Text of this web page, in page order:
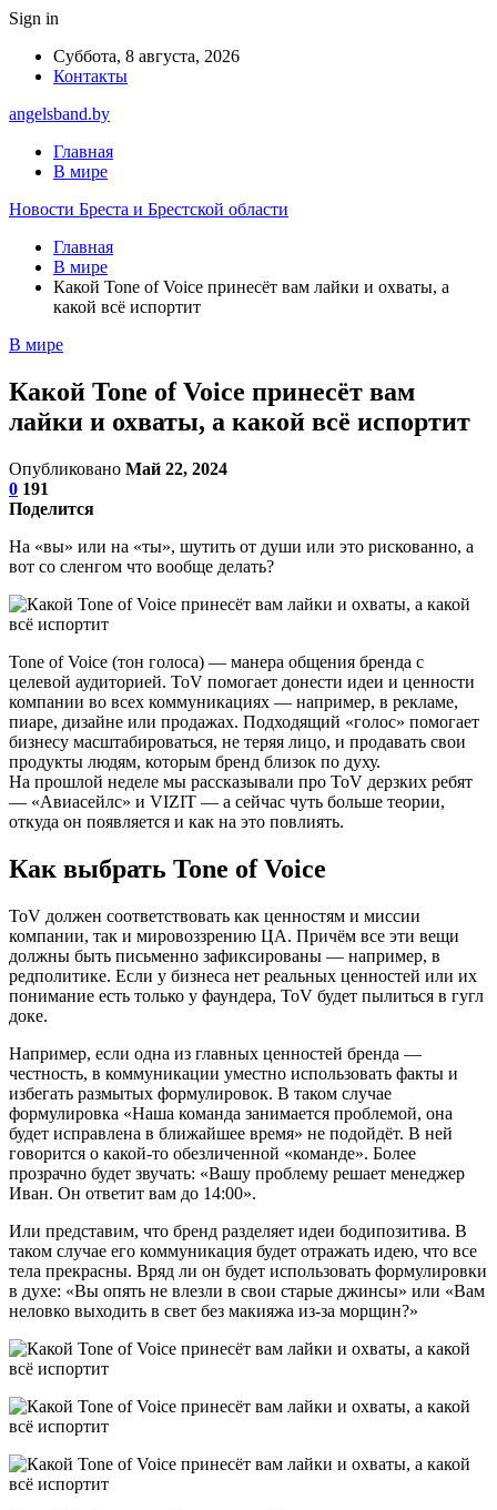
Sign in
Суббота, 8 августа, 2026
Контакты
angelsband.by
Главная
В мире
Новости Бреста и Брестской области
Главная
В мире
Какой Tone of Voice принесёт вам лайки и охваты, а
какой всё испортит
В мире
Какой Tone of Voice принесёт вам
лайки и охваты, а какой всё испортит
Опубликовано Май 22, 2024
0 191
Поделится
На «вы» или на «ты», шутить от души или это рискованно, а
вот со сленгом что вообще делать?
Tone of Voice (тон голоса) — манера общения бренда с
целевой аудиторией. ToV помогает донести идеи и ценности
компании во всех коммуникациях — например, в рекламе,
пиаре, дизайне или продажах. Подходящий «голос» помогает
бизнесу масштабироваться, не теряя лицо, и продавать свои
продукты людям, которым бренд близок по духу.
На прошлой неделе мы рассказывали про ToV дерзких ребят
— «Авиасейлс» и VIZIT — а сейчас чуть больше теории,
откуда он появляется и как на это повлиять.
Как выбрать Tone of Voice
ToV должен соответствовать как ценностям и миссии
компании, так и мировоззрению ЦА. Причём все эти вещи
должны быть письменно зафиксированы — например, в
редполитике. Если у бизнеса нет реальных ценностей или их
понимание есть только у фаундера, ToV будет пылиться в гугл
доке.
Например, если одна из главных ценностей бренда —
честность, в коммуникации уместно использовать факты и
избегать размытых формулировок. В таком случае
формулировка «Наша команда занимается проблемой, она
будет исправлена в ближайшее время» не подойдёт. В ней
говорится о какой-то обезличенной «команде». Более
прозрачно будет звучать: «Вашу проблему решает менеджер
Иван. Он ответит вам до 14:00».
Или представим, что бренд разделяет идеи бодипозитива. В
таком случае его коммуникация будет отражать идею, что все
тела прекрасны. Вряд ли он будет использовать формулировки
в духе: «Вы опять не влезли в свои старые джинсы» или «Вам
неловко выходить в свет без макияжа из-за морщин?»